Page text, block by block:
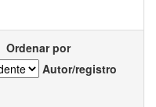
Ordenar por
Autor/registro